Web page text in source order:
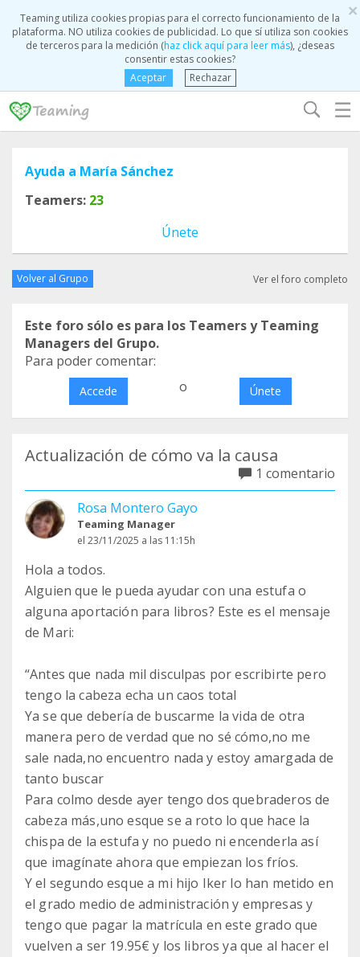
×
Teaming utiliza cookies propias para el correcto funcionamiento de la
plataforma. NO utiliza cookies de publicidad. Lo que sí utiliza son cookies
de terceros para la medición (haz click aquí para leer más), ¿deseas
consentir estas cookies?
Aceptar
Rechazar
☰
Ayuda a María Sánchez
Teamers: 23
Únete
Volver al Grupo Ver el foro completo
Este foro sólo es para los Teamers y Teaming
Managers del Grupo.
Para poder comentar:
Accede o Únete
Actualización de cómo va la causa
1 comentario
Rosa Montero Gayo
Teaming Manager
el 23/11/2025 a las 11:15h
Hola a todos.
Alguien que le pueda ayudar con una estufa o
alguna aportación para libros? Este es el mensaje
de Mari:
“Antes que nada mil disculpas por escribirte pero
tengo la cabeza echa un caos total
Ya se que debería de buscarme la vida de otra
manera pero de verdad que no sé cómo,no me
sale nada,no encuentro nada y estoy amargada de
tanto buscar
Para colmo desde ayer tengo dos quebraderos de
cabeza más,uno esque se a roto lo que hace la
chispa de la estufa y no puedo ni encenderla así
que imagínate ahora que empiezan los fríos.
Y el segundo esque a mi hijo Iker lo han metido en
el grado medio de administración y empresas y
tengo que pagar la matrícula en este grado que
vuelven a ser 19.95€ y los libros ya que al hacer el